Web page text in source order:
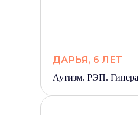
ДАРЬЯ, 6 ЛЕТ
Аутизм. РЭП.